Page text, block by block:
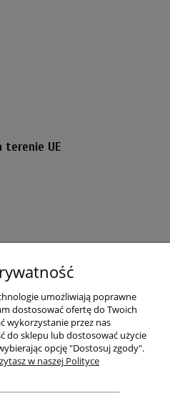
terenie UE
KONTO
I DOSTAWA
umożliwiają poprawne
dostosować ofertę do Twoich
wykorzystanie przez nas
do sklepu lub dostosować użycie
opcję "Dostosuj zgody".
w naszej Polityce